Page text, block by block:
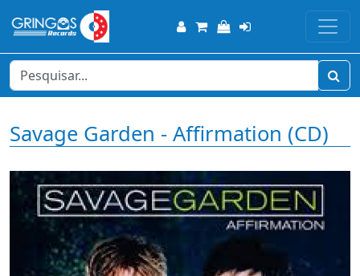
Savage Garden - Affirmation (CD)